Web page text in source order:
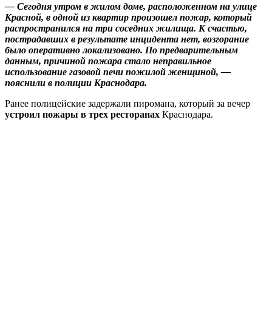
— Сегодня утром в жилом доме, расположенном на улице
Красной, в одной из квартир произошел пожар, который
распространился на три соседних жилища. К счастью,
пострадавших в результате инцидента нет, возгорание
было оперативно локализовано. По предварительным
данным, причиной пожара стало неправильное
использование газовой печи пожилой женщиной, —
пояснили в полиции Краснодара.
Ранее полицейские задержали пиромана, который за вечер
устроил пожары в трех ресторанах Краснодара.